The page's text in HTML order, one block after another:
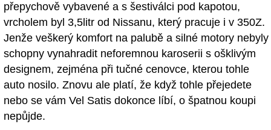
přepychově vybavené a s šestiválci pod kapotou,
vrcholem byl 3,5litr od Nissanu, který pracuje i v 350Z.
Jenže veškerý komfort na palubě a silné motory nebyly
schopny vynahradit neforemnou karoserii s ošklivým
designem, zejména při tučné cenovce, kterou tohle
auto nosilo. Znovu ale platí, že když tohle přejedete
nebo se vám Vel Satis dokonce líbí, o špatnou koupi
nepůjde.